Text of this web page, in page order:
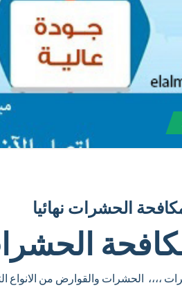
الحشرات نهائيا
،،،، الحشرات والقوارض من الانواع